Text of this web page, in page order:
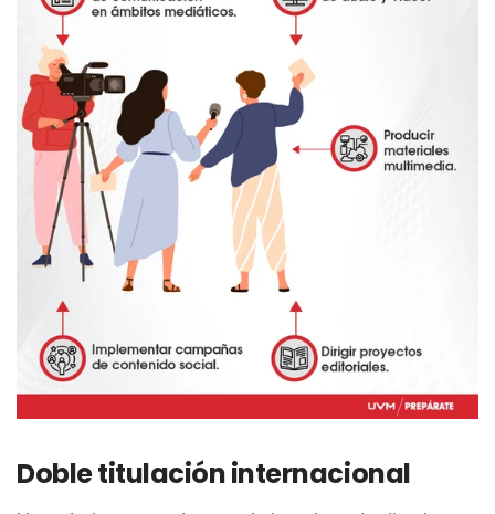
Doble titulación internacional